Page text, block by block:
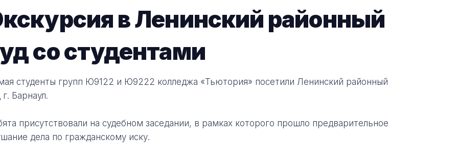
в Ленинский районный
со студентами
студенты групп Ю9122 и Ю9222 колледжа «Тьютория» посетили Ленинский районный
г. Барнаул.
присутствовали на судебном заседании, в рамках которого прошло предварительное
дела по гражданскому иску.